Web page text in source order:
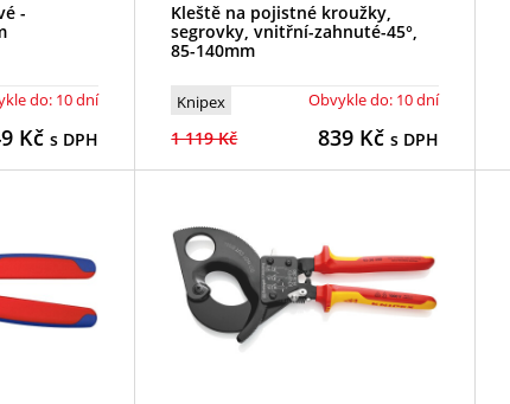
-
do: 10 dní
Kčs DPH
Kleště na pojistné kroužky,
segrovky, vnitřní-zahnuté-45°,
85-140mm
Knipex Obvykle do: 10 dní
1 119 Kč 839 Kčs DPH